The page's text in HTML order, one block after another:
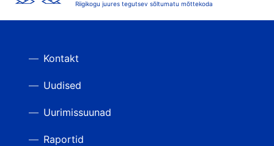
Riigikogu juures tegutsev sõltumatu mõttekoda
Kontakt
Uudised
Uurimissuunad
Raportid